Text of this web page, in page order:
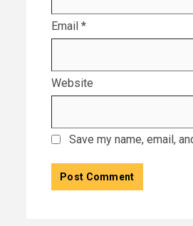
Email *
Website
Save my name, email,